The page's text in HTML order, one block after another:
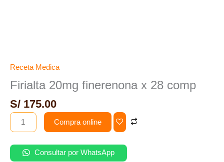
Receta Medica
Firialta 20mg finerenona x 28 comp
S/ 175.00
Compra online
Consultar por WhatsApp